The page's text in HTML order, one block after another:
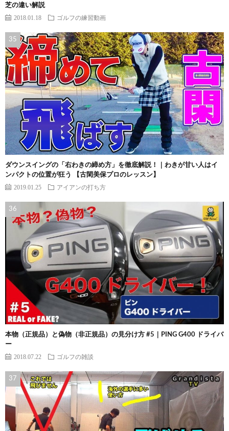
芝の違い解説
2018.01.18 ゴルフの練習動画
ダウンスイングの「右わきの締め方」を徹底解説！｜わきが甘い人はイ
ンパクトの位置が狂う 【古閑美保プロのレッスン】
2019.01.25 アイアンの打ち方
本物（正規品）と偽物（非正規品）の見分け方 #5｜PING G400 ドライバ
ー
2018.07.22 ゴルフの雑談